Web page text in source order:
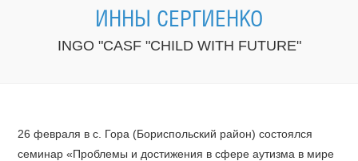
ИННЫ СЕРГИЕНКО
INGO "CASF "CHILD WITH FUTURE"
26 февраля в с. Гора (Бориспольский район) состоялся
семинар «Проблемы и достижения в сфере аутизма в мире